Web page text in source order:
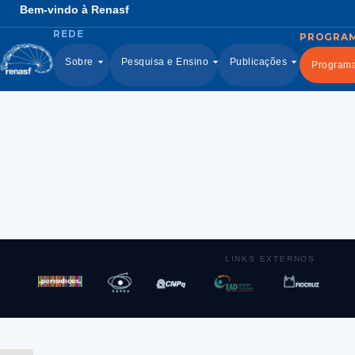
Bem-vindo à Renasf
Sobre Pesquisa e Ensino Publicações
LINKS EXTERNOS